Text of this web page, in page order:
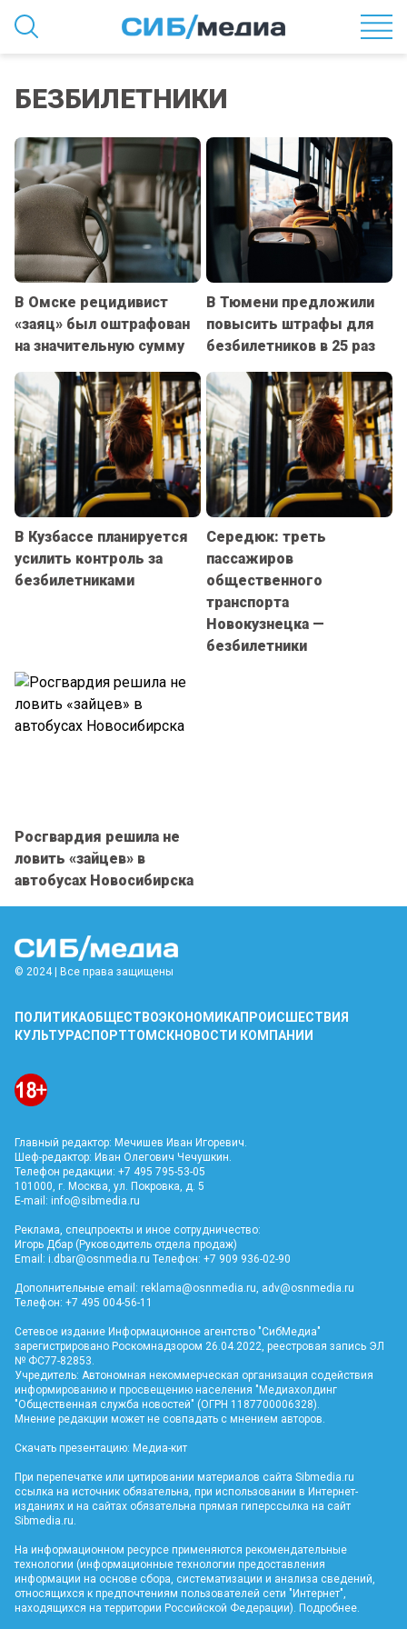
БЕЗБИЛЕТНИКИ
В Омске рецидивист
«заяц» был оштрафован
на значительную сумму
В Тюмени предложили
повысить штрафы для
безбилетников в 25 раз
В Кузбассе планируется
усилить контроль за
безбилетниками
Середюк: треть
пассажиров
общественного
транспорта
Новокузнецка —
безбилетники
Росгвардия решила не
ловить «зайцев» в
автобусах Новосибирска
© 2024 | Все права защищены
ПОЛИТИКАОБЩЕСТВОЭКОНОМИКАПРОИСШЕСТВИЯ
КУЛЬТУРАСПОРТТОМСКНОВОСТИ КОМПАНИИ
Главный редактор: Мечишев Иван Игоревич.
Шеф-редактор: Иван Олегович Чечушкин.
Телефон редакции: +7 495 795-53-05
101000, г. Москва, ул. Покровка, д. 5
E-mail: info@sibmedia.ru
Реклама, спецпроекты и иное сотрудничество:
Игорь Дбар (Руководитель отдела продаж)
Email: i.dbar@osnmedia.ru Телефон: +7 909 936-02-90
Дополнительные email: reklama@osnmedia.ru adv@osnmedia.ru
Телефон: +7 495 004-56-11
Сетевое издание Информационное агентство "СибМедиа"
зарегистрировано Роскомнадзором 26.04.2022, реестровая запись ЭЛ
№ ФС77-82853.
Учредитель: Автономная некоммерческая организация содействия
информированию и просвещению населения "Медиахолдинг
"Общественная служба новостей" (ОГРН 1187700006328).
Мнение редакции может не совпадать с мнением авторов.
Скачать презентацию: Медиа-кит
При перепечатке или цитировании материалов сайта Sibmedia.ru
ссылка на источник обязательна, при использовании в Интернет-
изданиях и на сайтах обязательна прямая гиперссылка на сайт
Sibmedia.ru
На информационном ресурсе применяются рекомендательные
технологии (информационные технологии предоставления
информации на основе сбора, систематизации и анализа сведений,
относящихся к предпочтениям пользователей сети "Интернет",
находящихся на территории Российской Федерации). Подробнее